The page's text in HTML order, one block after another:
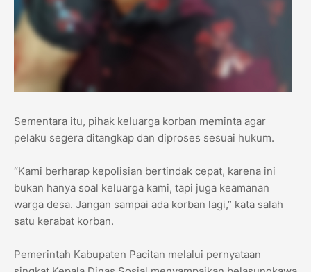
Sementara itu, pihak keluarga korban meminta agar
pelaku segera ditangkap dan diproses sesuai hukum.
“Kami berharap kepolisian bertindak cepat, karena ini
bukan hanya soal keluarga kami, tapi juga keamanan
warga desa. Jangan sampai ada korban lagi,” kata salah
satu kerabat korban.
Pemerintah Kabupaten Pacitan melalui pernyataan